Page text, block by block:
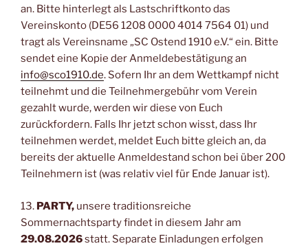
an. Bitte hinterlegt als Lastschriftkonto das
Vereinskonto (DE56 1208 0000 4014 7564 01) und
tragt als Vereinsname „SC Ostend 1910 e.V.“ ein. Bitte
sendet eine Kopie der Anmeldebestätigung an
info@sco1910.de. Sofern Ihr an dem Wettkampf nicht
teilnehmt und die Teilnehmergebühr vom Verein
gezahlt wurde, werden wir diese von Euch
zurückfordern. Falls Ihr jetzt schon wisst, dass Ihr
teilnehmen werdet, meldet Euch bitte gleich an, da
bereits der aktuelle Anmeldestand schon bei über 200
Teilnehmern ist (was relativ viel für Ende Januar ist).
13. PARTY, unsere traditionsreiche
Sommernachtsparty findet in diesem Jahr am
29.08.2026statt. Separate Einladungen erfolgen